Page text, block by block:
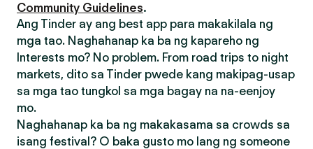
Community Guidelines.
Ang Tinder ay ang best app para makakilala ng
mga tao. Naghahanap ka ba ng kapareho ng
Interests mo? No problem. From road trips to night
markets, dito sa Tinder pwede kang makipag-usap
sa mga tao tungkol sa mga bagay na na-eenjoy
mo.
Naghahanap ka ba ng makakasama sa crowds sa
isang festival? O baka gusto mo lang ng someone